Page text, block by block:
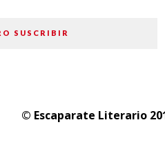
SUSCRIBIR
© Escaparate Literario